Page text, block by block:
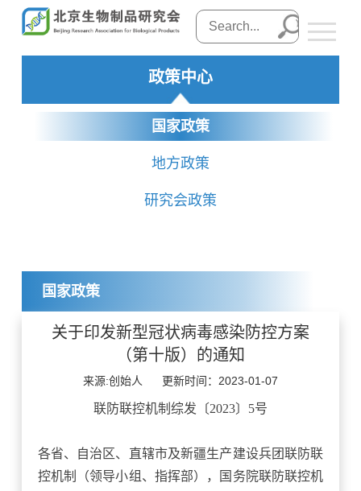
政策中心
国家政策
地方政策
研究会政策
国家政策
关于印发新型冠状病毒感染防控方案
（第十版）的通知
来源:创始人 更新时间：2023-01-07
联防联控机制综发〔2023〕5号
各省、自治区、直辖市及新疆生产建设兵团联防联
控机制（领导小组、指挥部），国务院联防联控机